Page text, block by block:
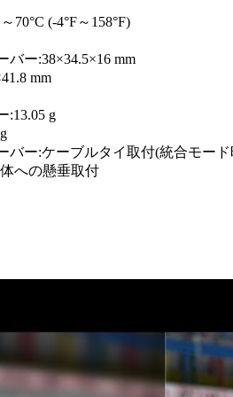
70°C (-4°F～158°F)
バー:38×34.5×16 mm
mm
:13.05 g
バー:ケーブルタイ取付(統合モード
への懸垂取付